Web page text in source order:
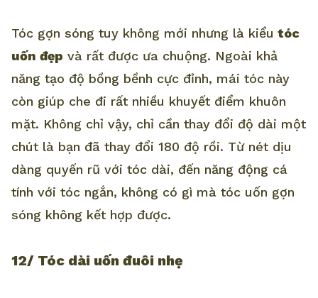
Tóc gợn sóng tuy không mới nhưng là kiểu tóc
uốn đẹp và rất được ưa chuộng. Ngoài khả
năng tạo độ bồng bềnh cực đỉnh, mái tóc này
còn giúp che đi rất nhiều khuyết điểm khuôn
mặt. Không chỉ vậy, chỉ cần thay đổi độ dài một
chút là bạn đã thay đổi 180 độ rồi. Từ nét dịu
dàng quyến rũ với tóc dài, đến năng động cá
tính với tóc ngắn, không có gì mà tóc uốn gợn
sóng không kết hợp được.
12/ Tóc dài uốn đuôi nhẹ